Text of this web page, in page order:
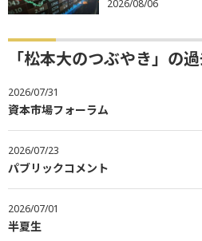
2026/08/06
「松本大のつぶやき」の
2026/07/31
資本市場フォーラム
2026/07/23
パブリックコメント
2026/07/01
半夏生